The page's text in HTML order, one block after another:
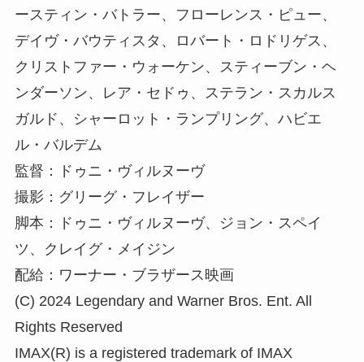
ースティン・バトラー、フローレンス・ピュー、
デイヴ・バウティスタ、ロバート・ロドリゲス、
クリストファー・ウォーケン、スティーブン・ヘ
ンダーソン、レア・セドゥ、ステラン・スカルス
ガルド、シャーロット・ランプリング、ハビエ
ル・バルデム
監督：ドゥニ・ヴィルヌーヴ
撮影：グリーグ・フレイザー
脚本：ドゥニ・ヴィルヌーヴ、ジョン・スペイ
ツ、クレイグ・メイジン
配給：ワーナー・ブラザース映画
(C) 2024 Legendary and Warner Bros. Ent. All
Rights Reserved
IMAX(R) is a registered trademark of IMAX